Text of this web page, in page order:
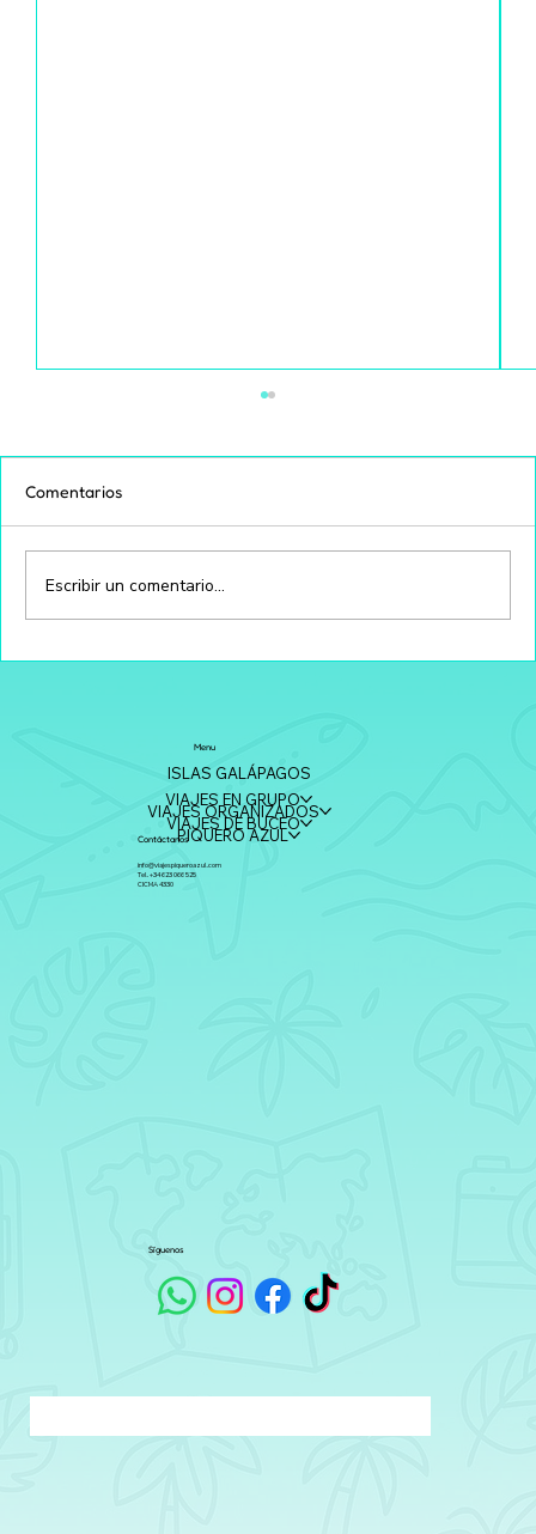
Viajes Piquero Azul La Agencia de Viajes
Comentarios
Escribir un comentario...
Menu
ISLAS GALÁPAGOS
VIAJES EN GRUPO
VIAJES ORGANIZADOS
VIAJES DE BUCEO
PIQUERO AZUL
Contáctanos
info@viajespiqueroazul.com
Tel. +34 623 066 525
CICMA 4330
Síguenos